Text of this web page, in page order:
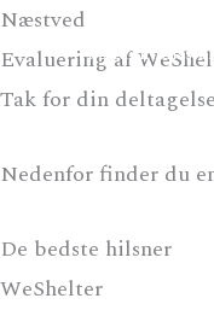
Gå
til
indholdet
Fonden
Næstved
Evaluering af
Tak for din
Nedenfor finder du
De bedste hilsner
WeShelter